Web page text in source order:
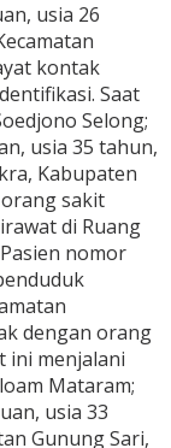
usia 26
kontak
Saat
Selong;
usia 35 tahun,
Kabupaten
sakit
di Ruang
nomor
dengan orang
ini menjalani
Mataram;
usia 33
Gunung Sari,